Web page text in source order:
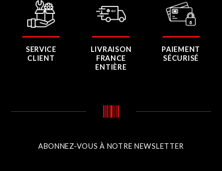
SERVICE
CLIENT
LIVRAISON
FRANCE
ENTIÈRE
PAIEMENT
SÉCURISÉ
ABONNEZ-VOUS À NOTRE NEWSLETTER